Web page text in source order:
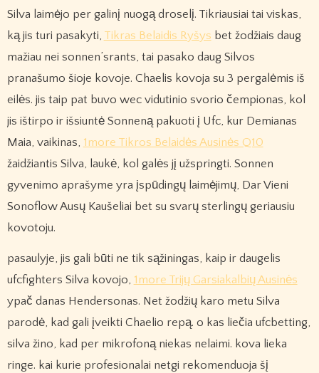
Silva laimėjo per galinį nuogą droselį. Tikriausiai tai viskas,
ką jis turi pasakyti, Tikras Belaidis Ryšys bet žodžiais daug
mažiau nei sonnen’srants, tai pasako daug Silvos
pranašumo šioje kovoje. Chaelis kovoja su 3 pergalėmis iš
eilės. jis taip pat buvo wec vidutinio svorio čempionas, kol
jis ištirpo ir išsiuntė Sonneną pakuoti į Ufc, kur Demianas
Maia, vaikinas, 1more Tikros Belaidės Ausinės Q10
žaidžiantis Silva, laukė, kol galės jį užspringti. Sonnen
gyvenimo aprašyme yra įspūdingų laimėjimų, Dar Vieni
Sonoflow Ausų Kaušeliai bet su svarų sterlingų geriausiu
kovotoju.
pasaulyje, jis gali būti ne tik sąžiningas, kaip ir daugelis
ufcfighters Silva kovojo, 1more Trijų Garsiakalbių Ausinės
ypač danas Hendersonas. Net žodžių karo metu Silva
parodė, kad gali įveikti Chaelio repą. o kas liečia ufcbetting,
silva žino, kad per mikrofoną niekas nelaimi. kova lieka
ringe. kai kurie profesionalai netgi rekomenduoja šį